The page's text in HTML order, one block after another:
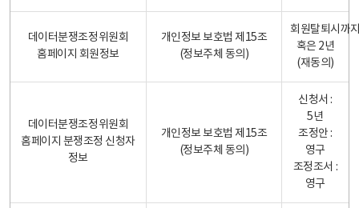
데이터분쟁조정위원회
홈페이지 회원정보
개인정보 보호법 제15조
(정보주체 동의)
회원탈퇴시까
혹은 2년
(재동의)
데이터분쟁조정위원회
홈페이지 분쟁조정 신청자
정보
개인정보 보호법 제15조
(정보주체 동의)
신청서 :
5년
조정안 :
영구
조정조서 :
영구